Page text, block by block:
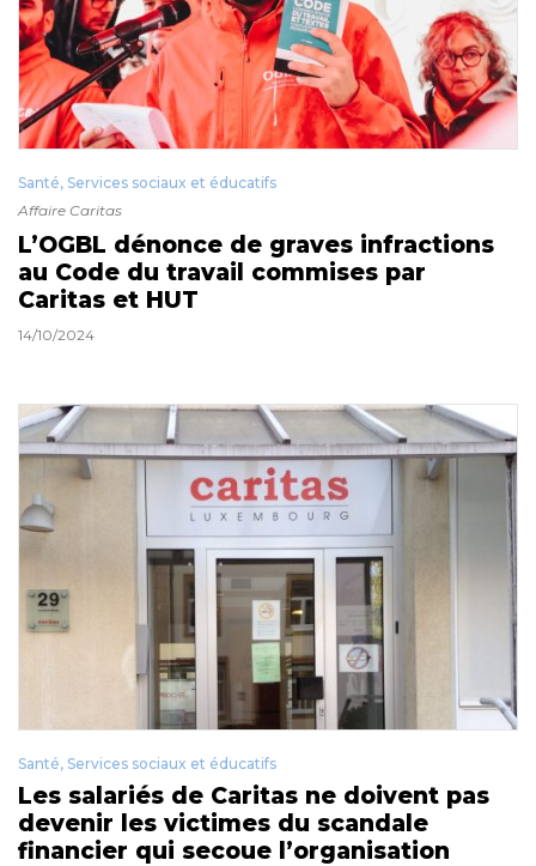
Santé, Services sociaux et éducatifs
Affaire Caritas
L’OGBL dénonce de graves infractions
au Code du travail commises par
Caritas et HUT
14/10/2024
Santé, Services sociaux et éducatifs
Les salariés de Caritas ne doivent pas
devenir les victimes du scandale
financier qui secoue l’organisation